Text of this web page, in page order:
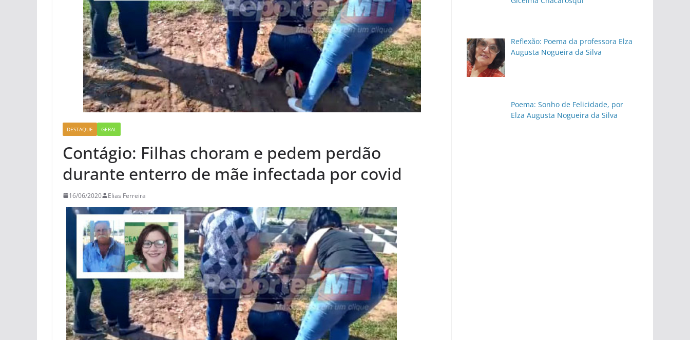
DESTAQUE GERAL
Contágio: Filhas choram e pedem perdão
durante enterro de mãe infectada por covid
16/06/2020 Elias Ferreira
Reflexão: Poema da professora Elza
Augusta Nogueira da Silva
Poema: Sonho de Felicidade, por
Elza Augusta Nogueira da Silva